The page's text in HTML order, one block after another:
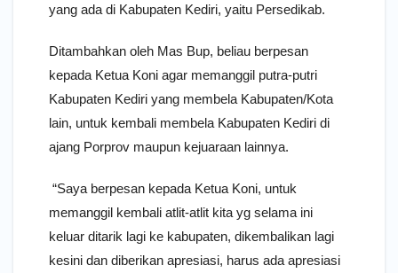
yang ada di Kabupaten Kediri, yaitu Persedikab.
Ditambahkan oleh Mas Bup, beliau berpesan
kepada Ketua Koni agar memanggil putra-putri
Kabupaten Kediri yang membela Kabupaten/Kota
lain, untuk kembali membela Kabupaten Kediri di
ajang Porprov maupun kejuaraan lainnya.
“Saya berpesan kepada Ketua Koni, untuk
memanggil kembali atlit-atlit kita yg selama ini
keluar ditarik lagi ke kabupaten, dikembalikan lagi
kesini dan diberikan apresiasi, harus ada apresiasi